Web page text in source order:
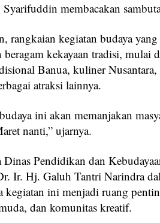
membacakan
rangkaian kegiatan budaya
kekayaan tradisi, mulai
Banua, kuliner Nusantara,
atraksi lainnya.
ini akan memanjakan
nanti,” ujarnya.
Dinas Pendidikan dan
Ir. Hj. Galuh Tantri Narindra
kegiatan ini menjadi ruang
dan komunitas kreatif.